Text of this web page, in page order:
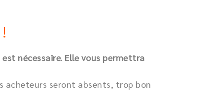
nécessaire. Elle vous permettra
acheteurs seront absents, trop bon